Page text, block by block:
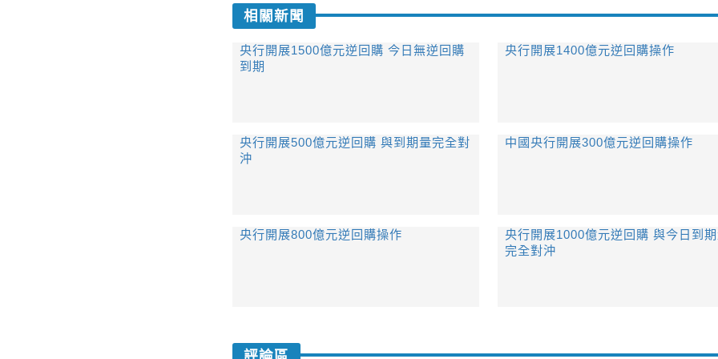
相關新聞
央行開展1500億元逆回購 今日無逆回購
到期
央行開展1400億元逆回購操作
央行開展500億元逆回購 與到期量完全對
沖
中國央行開展300億元逆回購操作
央行開展800億元逆回購操作
央行開展1000億元逆回購 與今日到
完全對沖
評論區